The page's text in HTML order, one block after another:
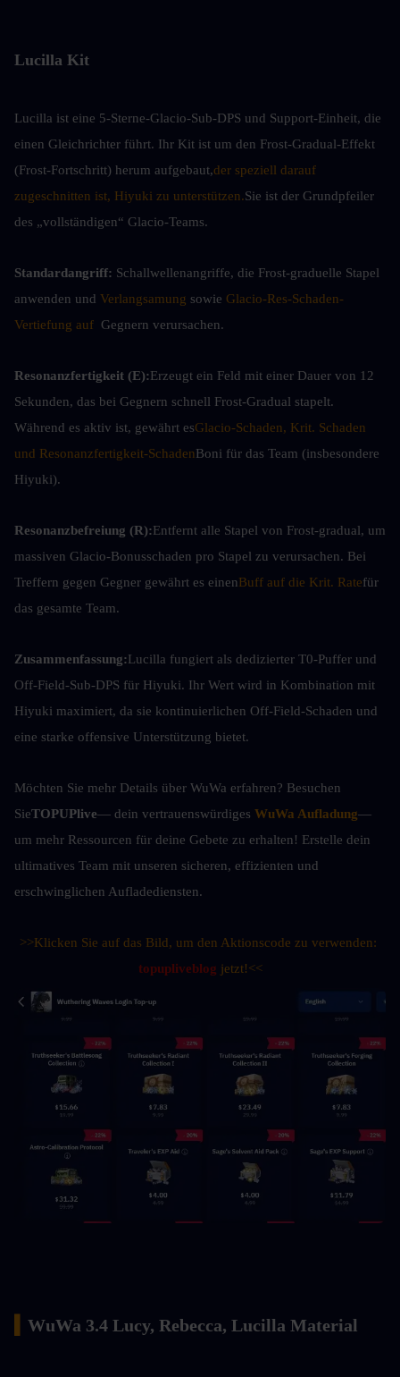
Lucilla Kit
Lucilla ist eine 5-Sterne-Glacio-Sub-DPS und Support-Einheit, die
einen Gleichrichter führt. Ihr Kit ist um den Frost-Gradual-Effekt
(Frost-Fortschritt) herum aufgebaut,der speziell darauf
zugeschnitten ist, Hiyuki zu unterstützen.Sie ist der Grundpfeiler
des „vollständigen“ Glacio-Teams.
Standardangriff: Schallwellenangriffe, die Frost-graduelle Stapel
anwenden und Verlangsamung sowie Glacio-Res-Schaden-
Vertiefung auf Gegnern verursachen.
Resonanzfertigkeit (E):Erzeugt ein Feld mit einer Dauer von 12
Sekunden, das bei Gegnern schnell Frost-Gradual stapelt.
Während es aktiv ist, gewährt esGlacio-Schaden, Krit. Schaden
und Resonanzfertigkeit-SchadenBoni für das Team (insbesondere
Hiyuki).
Resonanzbefreiung (R):Entfernt alle Stapel von Frost-gradual, um
massiven Glacio-Bonusschaden pro Stapel zu verursachen. Bei
Treffern gegen Gegner gewährt es einenBuff auf die Krit. Ratefür
das gesamte Team.
Zusammenfassung:Lucilla fungiert als dedizierter T0-Puffer und
Off-Field-Sub-DPS für Hiyuki. Ihr Wert wird in Kombination mit
Hiyuki maximiert, da sie kontinuierlichen Off-Field-Schaden und
eine starke offensive Unterstützung bietet.
Möchten Sie mehr Details über WuWa erfahren? Besuchen
SieTOPUPlive— dein vertrauenswürdiges WuWa Aufladung—
um mehr Ressourcen für deine Gebete zu erhalten! Erstelle dein
ultimatives Team mit unseren sicheren, effizienten und
erschwinglichen Aufladediensten.
topupliveblog jetzt!<<
WuWa 3.4 Lucy, Rebecca, Lucilla Material